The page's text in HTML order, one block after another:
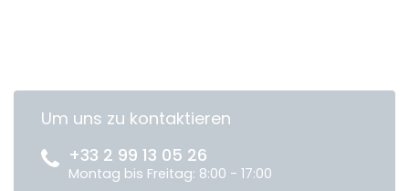
Um uns zu kontaktieren
+33 2 99 13 05 26
Montag bis Freitag: 8:00 - 17:00